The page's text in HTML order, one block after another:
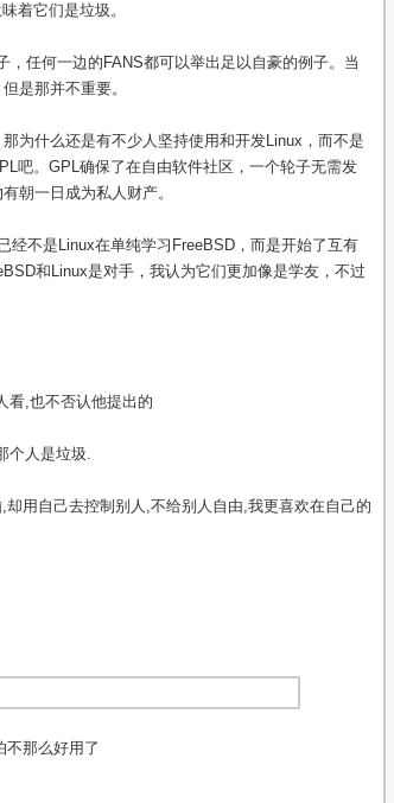
着它们是垃圾。
任何一边的FANS都可以举出足以自豪的例子。当
是那并不重要。
为什么还是有不少人坚持使用和开发Linux，而不是
吧。GPL确保了在自由软件社区，一个轮子无需发
朝一日成为私人财产。
经不是Linux在单纯学习FreeBSD，而是开始了互有
和Linux是对手，我认为它们更加像是学友，不过
看,也不否认他提出的
个人是垃圾.
用自己去控制别人,不给别人自由,我更喜欢在自己的
不那么好用了